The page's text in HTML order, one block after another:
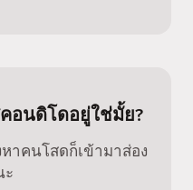
อนดิโดอยู่ใช่มั้ย?
าคนโสดก็เข้ามาส่อง